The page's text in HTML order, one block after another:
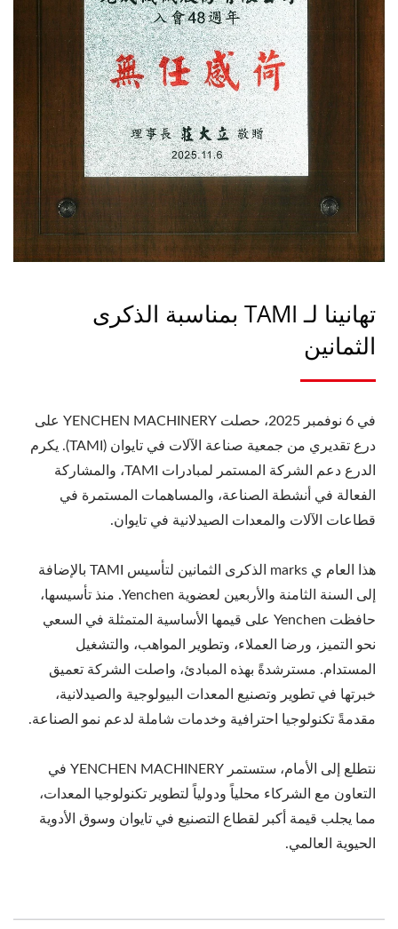
تهانينا لـ TAMI بمناسبة الذكرى
الثمانين
في 6 نوفمبر 2025، حصلت YENCHEN MACHINERY على
درع تقديري من جمعية صناعة الآلات في تايوان (TAMI). يكرم
الدرع دعم الشركة المستمر لمبادرات TAMI، والمشاركة
الفعالة في أنشطة الصناعة، والمساهمات المستمرة في
قطاعات الآلات والمعدات الصيدلانية في تايوان.
هذا العام ي marks الذكرى الثمانين لتأسيس TAMI بالإضافة
إلى السنة الثامنة والأربعين لعضوية Yenchen. منذ تأسيسها،
حافظت Yenchen على قيمها الأساسية المتمثلة في السعي
نحو التميز، ورضا العملاء، وتطوير المواهب، والتشغيل
المستدام. مسترشدةً بهذه المبادئ، واصلت الشركة تعميق
خبرتها في تطوير وتصنيع المعدات البيولوجية والصيدلانية،
مقدمةً تكنولوجيا احترافية وخدمات شاملة لدعم نمو الصناعة.
نتطلع إلى الأمام، ستستمر YENCHEN MACHINERY في
التعاون مع الشركاء محلياً ودولياً لتطوير تكنولوجيا المعدات،
مما يجلب قيمة أكبر لقطاع التصنيع في تايوان وسوق الأدوية
الحيوية العالمي.